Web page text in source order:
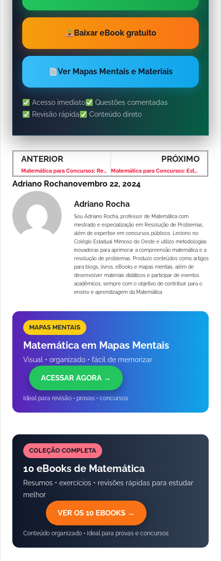
Baixar eBook gratuito
Ver Mapas Mentais e Materiais
Acesso imediato
Questões comentadas
Revisão rápida
Conteúdo direto
ANTERIOR
Matemática para Concursos: Regra de Três – Banca VUNESP – Nível Médio
PRÓXIMO
Matemática para Concursos: Estatística – Banca VUNESP – Nível Médio
Adriano Rochanovembro 22, 2024
Adriano Rocha
Sou Adriano Rocha, professor de Matemática com
mestrado e especialização em Resolução de Problemas,
além de expertise em concursos públicos. Leciono no
Colégio Estadual Mimoso do Oeste e utilizo metodologias
inovadoras para aprimorar a compreensão matemática e a
resolução de problemas. Produzo conteúdos como artigos
para blogs, livros, eBooks e mapas mentais, além de
desenvolver materiais didáticos e participar de eventos
acadêmicos, sempre com o objetivo de contribuir para o
ensino e aprendizagem da Matemática.
MAPAS MENTAIS
Matemática em Mapas Mentais
Visual • organizado • fácil de memorizar
ACESSAR AGORA →
Ideal para revisão • provas • concursos
COLEÇÃO COMPLETA
10 eBooks de Matemática
Resumos • exercícios • revisões rápidas para estudar
melhor
VER OS 10 EBOOKS →
Conteúdo organizado • ideal para provas e concursos